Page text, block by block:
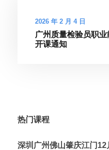
2026 年 2 月 4 日
广州质量检验员职
开课通知
热门课程
深圳广州佛山肇庆江门